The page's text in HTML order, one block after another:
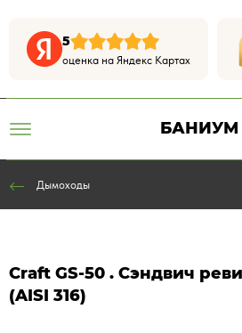
5
оценка на Яндекс Картах
БАНИУМ
Дымоходы
Craft GS-50 . Сэндвич
(AISI 316)